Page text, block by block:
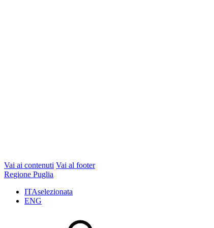
Vai ai contenuti Vai al footer
Regione Puglia
ITAselezionata
ENG